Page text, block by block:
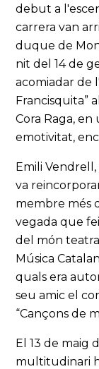
debut a
carrera van
duque de
nit del 14 de
acomiadar de
Francisquita”
Cora Raga,
emotivitat,
Emili
va
membre més
vegada que
del món
Música
quals era
seu amic el
“Cançons de
El 13 de maig
multitudinari